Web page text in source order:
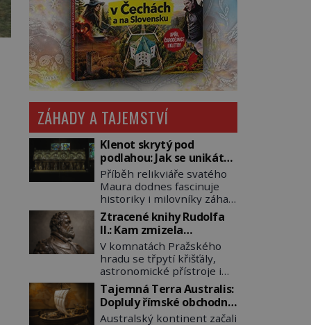
ZÁHADY A TAJEMSTVÍ
Klenot skrytý pod
podlahou: Jak se unikátní
románský poklad dostal
do zapadlého Bečova?
Příběh relikviáře svatého
Maura dodnes fascinuje
historiky i milovníky záhad
po celém světě. Tato
románská zlatnická
památka ze 13. století je
po českých korunovačních
klenotech druhým
nejcennějším movitým
majetkem v České
republice. Přestože byl
klenot v roce 1985 po
Ztracené knihy Rudolfa
II.: Kam zmizela
nejzáhadnější knihovna
Evropy?
V komnatách Pražského
hradu se třpytí křišťály,
astronomické přístroje i
podivné alchymistické
rukopisy. Císař Rudolf II.
shromažďuje vše, co
souvisí s tajemstvím
Tajemná Terra Australis:
Dopluly římské obchodní
lodě až do Austrálie?
Australský kontinent začali